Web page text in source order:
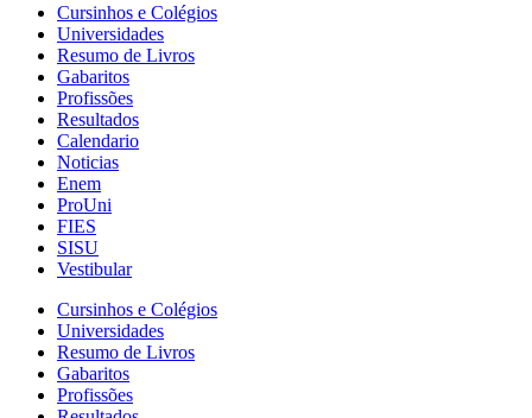
Cursinhos e Colégios
Universidades
Resumo de Livros
Gabaritos
Profissões
Resultados
Calendario
Noticias
Enem
ProUni
FIES
SISU
Vestibular
Cursinhos e Colégios
Universidades
Resumo de Livros
Gabaritos
Profissões